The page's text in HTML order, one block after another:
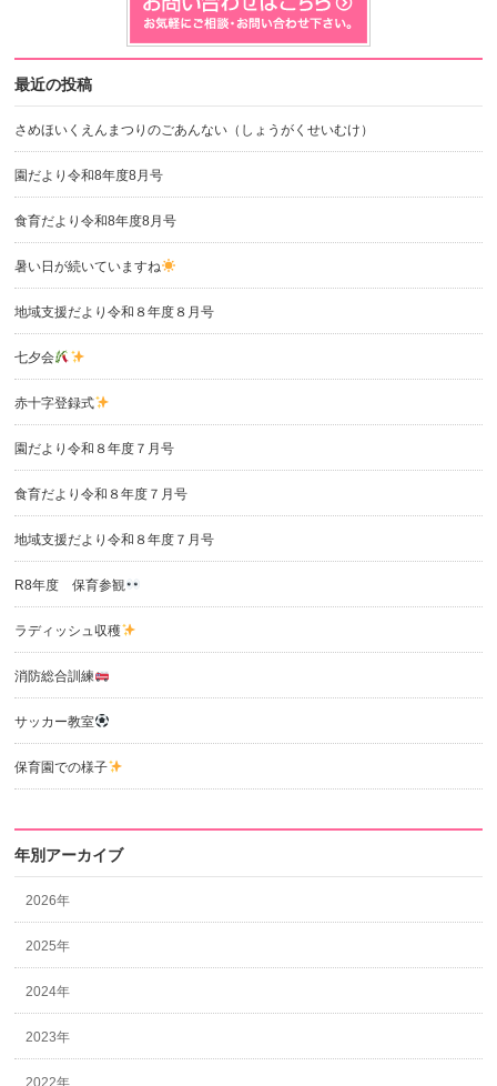
最近の投稿
さめほいくえんまつりのごあんない（しょうがくせいむけ）
園だより令和8年度8月号
食育だより令和8年度8月号
暑い日が続いていますね
地域支援だより令和８年度８月号
七夕会
赤十字登録式
園だより令和８年度７月号
食育だより令和８年度７月号
地域支援だより令和８年度７月号
R8年度 保育参観
ラディッシュ収穫
消防総合訓練
サッカー教室
保育園での様子
年別アーカイブ
2026年
2025年
2024年
2023年